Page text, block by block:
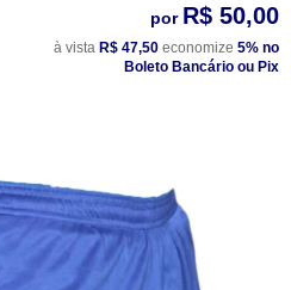
por R$ 50,00
à vista R$ 47,50 economize 5% no
Boleto Bancário ou Pix